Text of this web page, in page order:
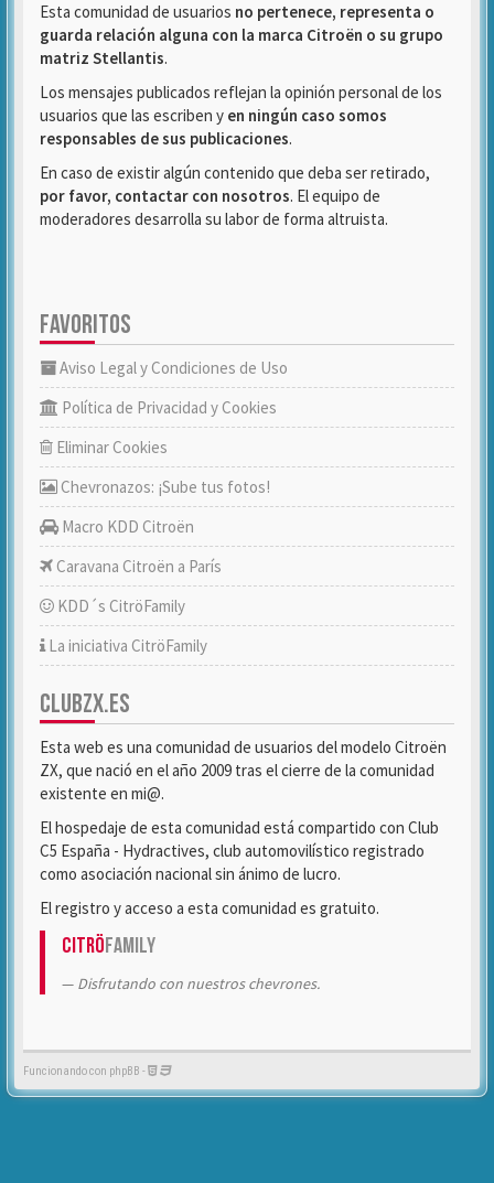
Esta comunidad de usuarios no pertenece, representa o
guarda relación alguna con la marca Citroën o su grupo
matriz Stellantis.
Los mensajes publicados reflejan la opinión personal de los
usuarios que las escriben y en ningún caso somos
responsables de sus publicaciones.
En caso de existir algún contenido que deba ser retirado,
por favor, contactar con nosotros. El equipo de
moderadores desarrolla su labor de forma altruista.
FAVORITOS
Aviso Legal y Condiciones de Uso
Política de Privacidad y Cookies
Eliminar Cookies
Chevronazos: ¡Sube tus fotos!
Macro KDD Citroën
Caravana Citroën a París
KDD´s CitröFamily
La iniciativa CitröFamily
CLUBZX.ES
Esta web es una comunidad de usuarios del modelo Citroën
ZX, que nació en el año 2009 tras el cierre de la comunidad
existente en mi@.
El hospedaje de esta comunidad está compartido con Club
C5 España - Hydractives, club automovilístico registrado
como asociación nacional sin ánimo de lucro.
El registro y acceso a esta comunidad es gratuito.
CitröFamily
Disfrutando con nuestros chevrones.
Funcionando con phpBB -